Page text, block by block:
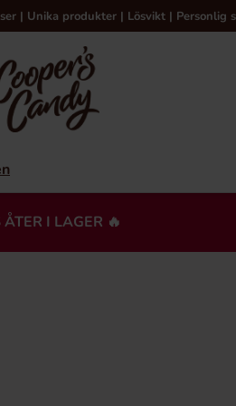
| Unika produkter | Lösvikt | Personlig
ÅTER I LAGER 🔥